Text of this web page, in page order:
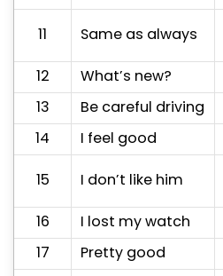
11 Same as always
12 What’s new?
13 Be careful driving
14 I feel good
15 I don’t like him
16 I lost my watch
17 Pretty good